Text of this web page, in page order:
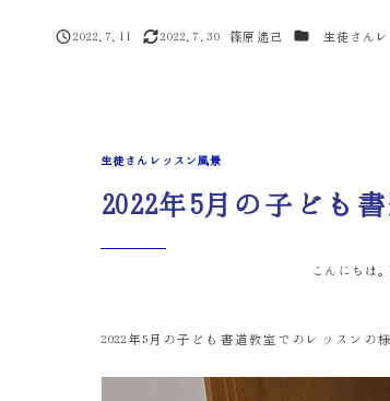
投稿日
2022.7.11
更新日
2022.7.30
著
篠原遙己 カテゴリー
生徒さん
生徒さんレッスン風景
2022年5月の子ども
こんにちは
2022年5月の子ども書道教室でのレッスンの